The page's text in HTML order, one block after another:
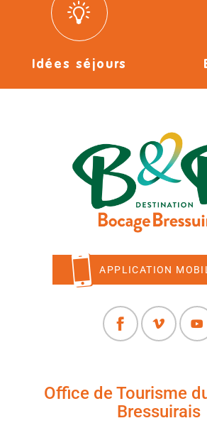
Idées séjours
APPLICATION
Office de Tourisme
Bressuirais